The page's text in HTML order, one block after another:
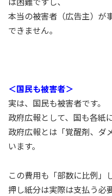
本当の被害者（広告主）が
できません。
＜国民も被害者＞
実は、国民も被害者です。
政府広報として、国も各紙
政府広報とは「覚醒剤、ダ
います。
この費用も「部数に比例」
押し紙分は実際は支払う必